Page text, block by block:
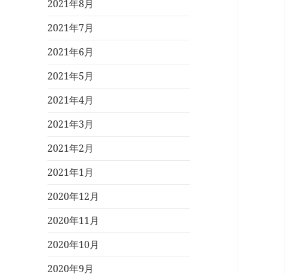
2021年8月
2021年7月
2021年6月
2021年5月
2021年4月
2021年3月
2021年2月
2021年1月
2020年12月
2020年11月
2020年10月
2020年9月